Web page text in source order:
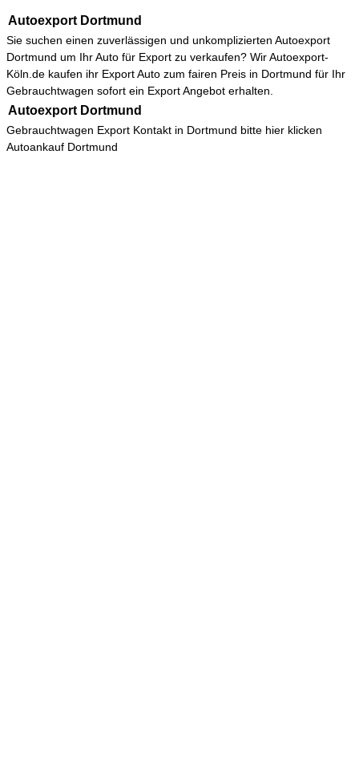
Autoexport Dortmund
Sie suchen einen zuverlässigen und unkomplizierten Autoexport
Dortmund um Ihr Auto für Export zu verkaufen? Wir Autoexport-
Köln.de kaufen ihr Export Auto zum fairen Preis in Dortmund für Ihr
Gebrauchtwagen sofort ein Export Angebot erhalten.
Autoexport Dortmund
Gebrauchtwagen Export Kontakt in Dortmund bitte hier klicken
Autoankauf Dortmund